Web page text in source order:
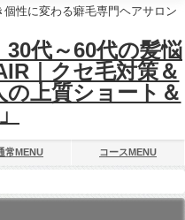
性に変わる癖毛専門ヘアサロン
30代～60代の髪悩
｜クセ毛対策＆
上質ショート＆
常MENU コースMENU